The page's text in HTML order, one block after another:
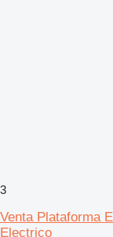
3
Venta Plataforma
Electrico